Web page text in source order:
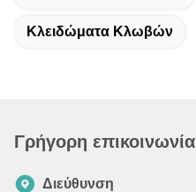
Κλειδώματα Κλωβών
Γρήγορη επικοινωνία
Διεύθυνση